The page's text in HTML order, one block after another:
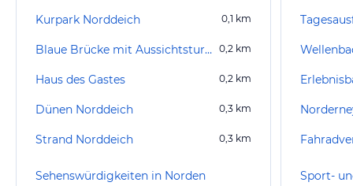
Kurpark Norddeich 0,1 km
Blaue Brücke mit Aussichtsturm 0,2 km
Haus des Gastes 0,2 km
Dünen Norddeich 0,3 km
Strand Norddeich 0,3 km
Sehenswürdigkeiten in Norden Sport-